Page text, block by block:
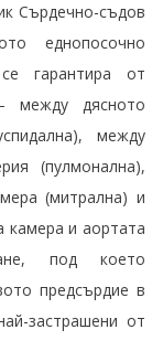
Сърдечно-съдов
еднопосочно
гарантира от
между дясното
между
(пулмонална),
(митрална) и
камера и аортата
под което
предсърдие в
застрашени от